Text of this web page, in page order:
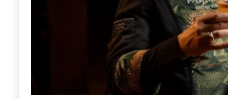
dell'alimentazione,